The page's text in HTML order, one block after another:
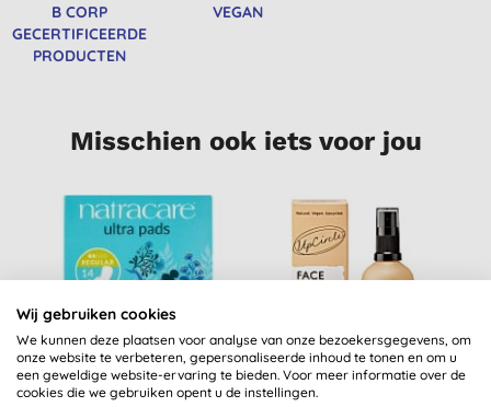
B CORP
GECERTIFICEERDE
PRODUCTEN
VEGAN
Misschien ook iets voor jou
Natracare
Wij gebruiken cookies
We kunnen deze plaatsen voor analyse van onze bezoekersgegevens, om
onze website te verbeteren, gepersonaliseerde inhoud te tonen en om u
een geweldige website-ervaring te bieden. Voor meer informatie over de
cookies die we gebruiken opent u de instellingen.